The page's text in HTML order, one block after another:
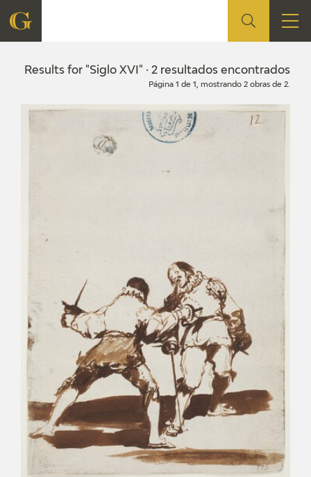
FOUNDATION
CONTACT
EXPOSICIONES
ACTIVIDADES
ACTUALIDAD
Results for "Siglo XVI" · 2 resultados encontrados
Página 1 de 1, mostrando 2 obras de 2.